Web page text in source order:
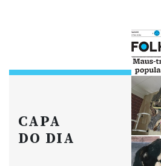
CAPA
DO DIA